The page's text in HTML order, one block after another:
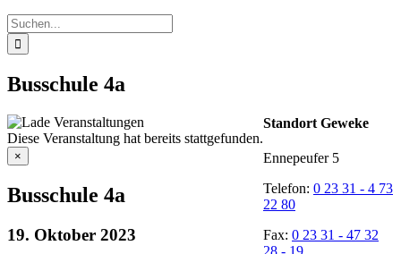
Suche
nach:
Busschule 4a
Diese Veranstaltung hat bereits stattgefunden.
×
Busschule 4a
19. Oktober 2023
Standort Geweke
Ennepeufer 5
Telefon: 0 23 31 - 4 73
22 80
Fax: 0 23 31 - 47 32